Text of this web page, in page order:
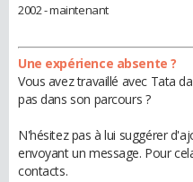
2002 - maintenant
Une expérience absente ?
Vous avez travaillé avec Tata
pas dans son parcours ?
N'hésitez pas à lui suggérer
envoyant un message. Pour
contacts.